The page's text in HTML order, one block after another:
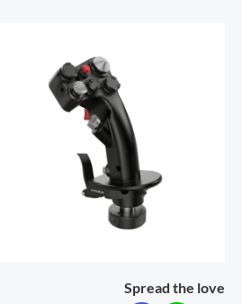
Spread the love